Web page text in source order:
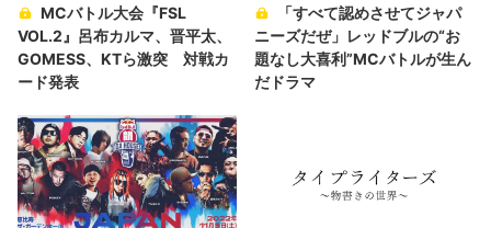
MCバトル大会『FSL
VOL.2』呂布カルマ、晋平太、
GOMESS、KTら激突 対戦カ
ード発表
「すべて認めさせてジャパ
ニーズだぜ」レッドブルの“お
題なし大喜利”MCバトルが生ん
だドラマ